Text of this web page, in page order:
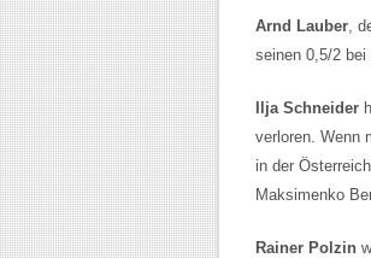
Arnd Lauber,
seinen 0,5/2
Ilja Schneider
verloren. Wenn
in der
Maksimenko
Rainer Polzin